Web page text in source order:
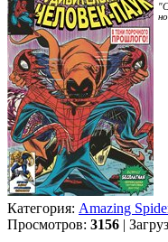
Категория: Amazing
Просмотров: 3156 |